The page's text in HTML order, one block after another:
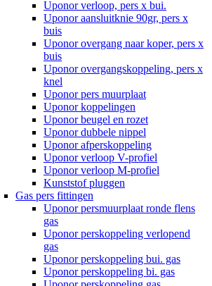
Uponor verloop, pers x bui.
Uponor aansluitknie 90gr, pers x
buis
Uponor overgang naar koper, pers x
buis
Uponor overgangskoppeling, pers x
knel
Uponor pers muurplaat
Uponor koppelingen
Uponor beugel en rozet
Uponor dubbele nippel
Uponor afperskoppeling
Uponor verloop V-profiel
Uponor verloop M-profiel
Kunststof pluggen
Gas pers fittingen
Uponor persmuurplaat ronde flens
gas
Uponor perskoppeling verlopend
gas
Uponor perskoppeling bui. gas
Uponor perskoppeling bi. gas